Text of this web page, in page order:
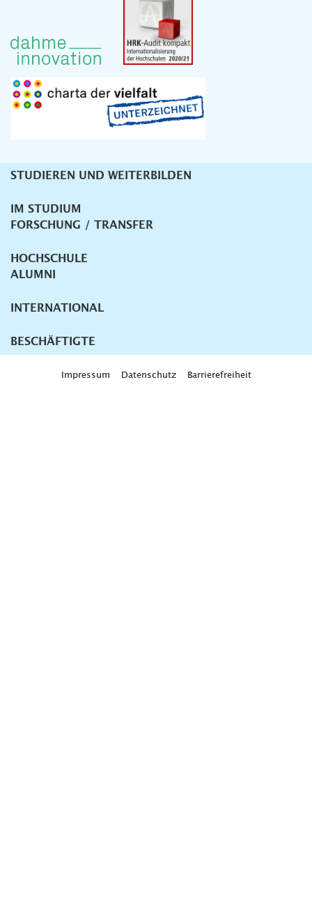
Unternavigation
STUDIEREN UND WEITERBILDEN
IM STUDIUM
FORSCHUNG / TRANSFER
HOCHSCHULE
ALUMNI
INTERNATIONAL
BESCHÄFTIGTE
Impressum Datenschutz Barrierefreiheit